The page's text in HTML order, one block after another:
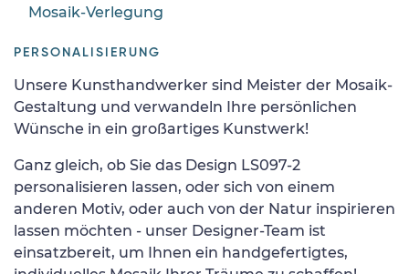
Mosaik-Verlegung
PERSONALISIERUNG
Unsere Kunsthandwerker sind Meister der Mosaik-
Gestaltung und verwandeln Ihre persönlichen
Wünsche in ein großartiges Kunstwerk!
Ganz gleich, ob Sie das Design LS097-2
personalisieren lassen, oder sich von einem
anderen Motiv, oder auch von der Natur inspirieren
lassen möchten - unser Designer-Team ist
einsatzbereit, um Ihnen ein handgefertigtes,